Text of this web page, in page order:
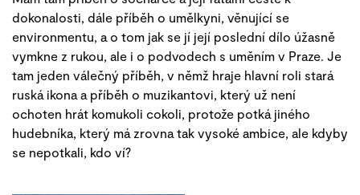
dokonalosti, dále příběh o umělkyni, věnující se
environmentu, a o tom jak se jí její poslední dílo úžasně
vymkne z rukou, ale i o podvodech s uměním v Praze. Je
tam jeden válečný příběh, v němž hraje hlavní roli stará
ruská ikona a příběh o muzikantovi, který už není
ochoten hrát komukoli cokoli, protože potká jiného
hudebníka, který má zrovna tak vysoké ambice, ale kdyby
se nepotkali, kdo ví?